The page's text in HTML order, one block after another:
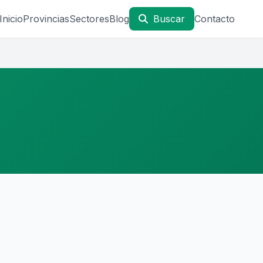
InicioProvinciasSectoresBlog Buscar Contacto